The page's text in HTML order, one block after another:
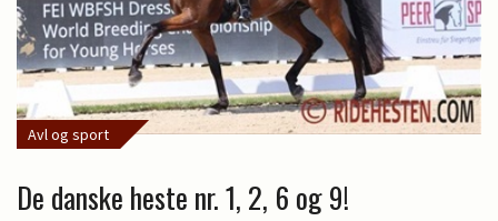
Avl og sport
De danske heste nr. 1, 2, 6 og 9!